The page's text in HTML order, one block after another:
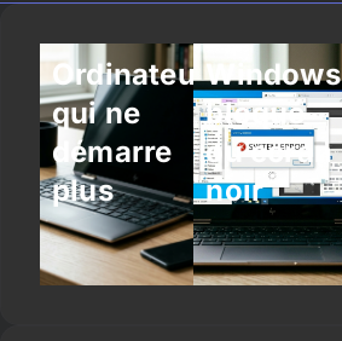
Ordinateur
qui ne
démarre
plus
Windows
bloqué
ou écran
noir